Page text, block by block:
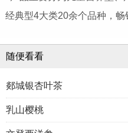
经典型4大类20余个品种，畅
随便看看
郯城银杏叶茶
乳山樱桃